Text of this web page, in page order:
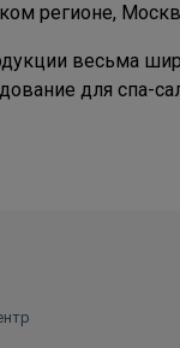
регионе,
весьма
для спа-